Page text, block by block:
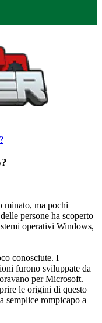
minato, ma pochi
persone ha scoperto
operativi Windows,
conosciute. I
furono sviluppate da
per Microsoft.
le origini di questo
semplice rompicapo a